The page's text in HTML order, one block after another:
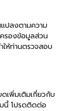
ปลงตามความ
ครองข้อมูลส่วน
ให้ท่านตรวจสอบ
ดเพิ่มเติมเกี่ยวกับ
นี้ โปรดติดต่อ